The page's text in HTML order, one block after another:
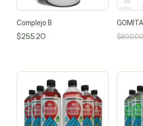
Complejo B
$255.20 $900.00